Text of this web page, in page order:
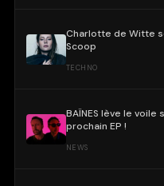
Charlotte de Witte
Scoop
TECHNO
BAÏNES lève le voile
prochain EP !
NEWS